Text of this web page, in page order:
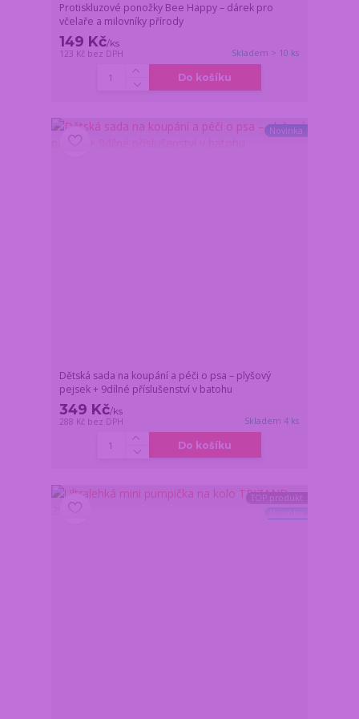
Protiskluzové ponožky Bee Happy – dárek pro
včelaře a milovníky přírody
149 Kč/ks
123 Kč bez DPH Skladem > 10 ks
Do košíku
Novinka
Dětská sada na koupání a péči o psa – plyšový
pejsek + 9dílné příslušenství v batohu
349 Kč/ks
288 Kč bez DPH Skladem 4 ks
Do košíku
TOP produkt